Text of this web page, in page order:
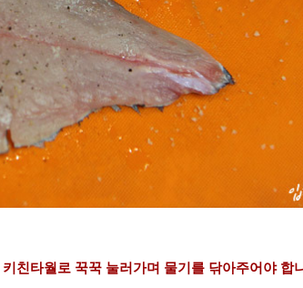
키친타월로 꾹꾹 눌러가며 물기를 닦아주어야 합